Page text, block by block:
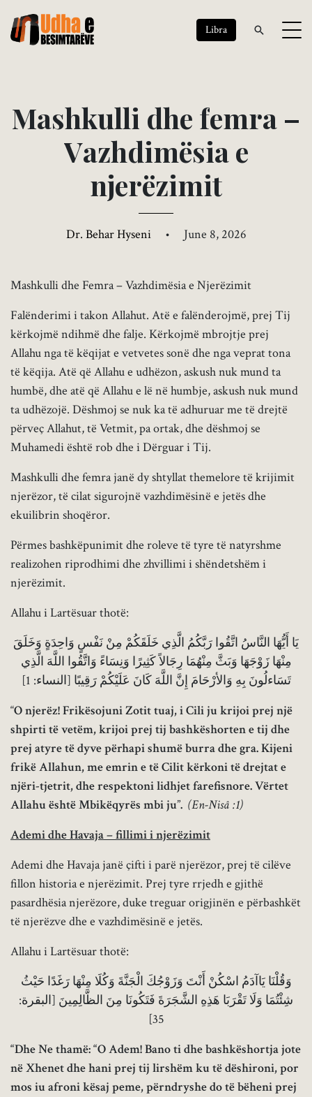
Libra
Mashkulli dhe femra –
Vazhdimësiae
njerëzimit
Dr. Behar Hyseni • June 8, 2026
Mashkulli dhe Femra – Vazhdimësia e Njerëzimit
Falënderimi i takon Allahut. Atë e falënderojmë, prej Tij
kërkojmë ndihmë dhe falje. Kërkojmë mbrojtje prej
Allahu nga të këqijat e vetvetes sonë dhe nga veprat tona
të këqija. Atë që Allahu e udhëzon, askush nuk mund ta
humbë, dhe atë që Allahu e lë në humbje, askush nuk mund
ta udhëzojë. Dëshmoj se nuk ka të adhuruar me të drejtë
përveç Allahut, të Vetmit, pa ortak, dhe dëshmoj se
Muhamedi është rob dhe i Dërguar i Tij.
Mashkulli dhe femra janë dy shtyllat themelore të krijimit
njerëzor, të cilat sigurojnë vazhdimësinë e jetës dhe
ekuilibrin shoqëror.
Përmes bashkëpunimit dhe roleve të tyre të natyrshme
realizohen riprodhimi dhe zhvillimi i shëndetshëm i
njerëzimit.
Allahu i Lartësuar thotë:
يَا أَيُّهَا النَّاسُ اتَّقُوا رَبَّكُمُ الَّذِي خَلَقَكُمْ مِنْ نَفْسٍ وَاحِدَةٍ وَخَلَقَ
مِنْهَا زَوْجَهَا وَبَثَّ مِنْهُمَا رِجَالاً كَثِيرًا وَنِسَاءً وَاتَّقُوا اللَّهَ الَّذِي
تَسَاءلُونَ بِهِ وَالأرْحَامَ إِنَّ اللَّهَ كَانَ عَلَيْكُمْ رَقِيبًا [النساء: 1]
“O njerëz! Frikësojuni Zotit tuaj, i Cili ju krijoi prej një
shpirti të vetëm, krijoi prej tij bashkëshorten e tij dhe
prej atyre të dyve përhapi shumë burra dhe gra. Kijeni
frikë Allahun, me emrin e të Cilit kërkoni të drejtat e
njëri-tjetrit, dhe respektoni lidhjet farefisnore. Vërtet
Allahu është Mbikëqyrës mbi ju”. (En-Nisâ :1)
Ademi dhe Havaja – fillimi i njerëzimit
Ademi dhe Havaja janë çifti i parë njerëzor, prej të cilëve
fillon historia e njerëzimit. Prej tyre rrjedh e gjithë
pasardhësia njerëzore, duke treguar origjinën e përbashkët
të njerëzve dhe e vazhdimësinë e jetës.
Allahu i Lartësuar thotë:
وَقُلْنَا يَاآدَمُ اسْكُنْ أَنْتَ وَزَوْجُكَ الْجَنَّةَ وَكُلَا مِنْهَا رَغَدًا حَيْثُ
شِئْتُمَا وَلَا تَقْرَبَا هَذِهِ الشَّجَرَةَ فَتَكُونَا مِنَ الظَّالِمِينَ [البقرة:
35]
“Dhe Ne thamë: “O Adem! Bano ti dhe bashkëshortja jote
në Xhenet dhe hani prej tij lirshëm ku të dëshironi, por
mos iu afroni kësaj peme, përndryshe do të bëheni prej